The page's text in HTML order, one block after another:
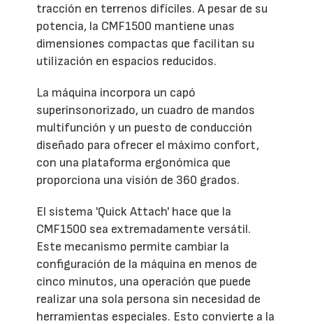
tracción en terrenos difíciles. A pesar de su
potencia, la CMF1500 mantiene unas
dimensiones compactas que facilitan su
utilización en espacios reducidos.
La máquina incorpora un capó
superinsonorizado, un cuadro de mandos
multifunción y un puesto de conducción
diseñado para ofrecer el máximo confort,
con una plataforma ergonómica que
proporciona una visión de 360 grados.
El sistema 'Quick Attach' hace que la
CMF1500 sea extremadamente versátil.
Este mecanismo permite cambiar la
configuración de la máquina en menos de
cinco minutos, una operación que puede
realizar una sola persona sin necesidad de
herramientas especiales. Esto convierte a la